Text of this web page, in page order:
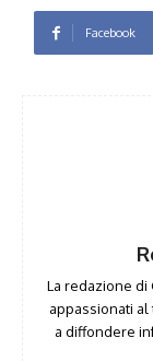
Facebook
La redazione di
appassionati al
a diffondere